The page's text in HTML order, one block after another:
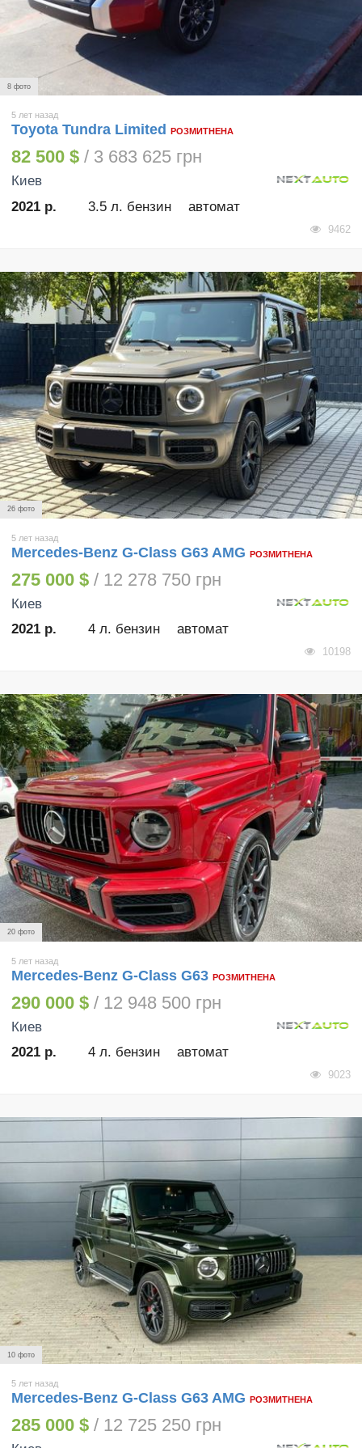
8 фото
5 лет назад
Toyota Tundra Limited РОЗМИТНЕНА
82 500 $ / 3 683 625 грн
Киев
2021 р.
3.5 л. бензин автомат
9462
26 фото
5 лет назад
Mercedes-Benz G-Class G63 AMG РОЗМИТНЕНА
275 000 $ / 12 278 750 грн
Киев
2021 р.
4 л. бензин автомат
10198
20 фото
5 лет назад
Mercedes-Benz G-Class G63 РОЗМИТНЕНА
290 000 $ / 12 948 500 грн
Киев
2021 р.
4 л. бензин автомат
9023
10 фото
5 лет назад
Mercedes-Benz G-Class G63 AMG РОЗМИТНЕНА
285 000 $ / 12 725 250 грн